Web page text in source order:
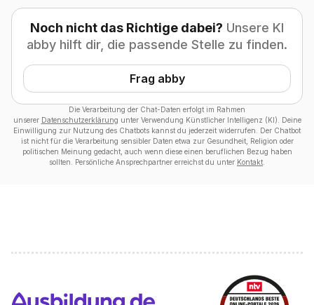
Noch nicht das Richtige dabei? Unsere KI
abby hilft dir, die passende Stelle zu finden.
Frag abby
Die Verarbeitung der Chat-Daten erfolgt im Rahmen
unserer Datenschutzerklärung unter Verwendung Künstlicher Intelligenz (KI). Deine
Einwilligung zur Nutzung des Chatbots kannst du jederzeit widerrufen. Der Chatbot
ist nicht für die Verarbeitung sensibler Daten etwa zur Gesundheit, Religion oder
politischen Meinung gedacht, auch wenn diese einen beruflichen Bezug haben
sollten. Persönliche Ansprechpartner erreichst du unter Kontakt